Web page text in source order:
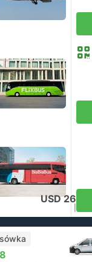
USD 26